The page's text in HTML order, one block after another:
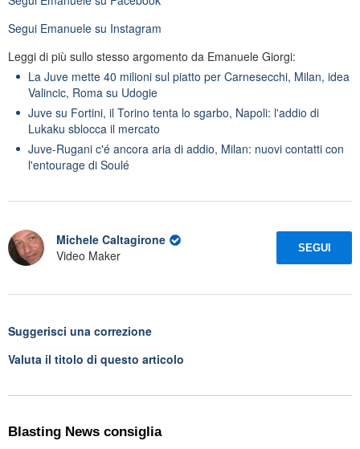
Segui Emanuele su Instagram
Leggi di più sullo stesso argomento da Emanuele Giorgi:
La Juve mette 40 milioni sul piatto per Carnesecchi, Milan, idea
Valincic, Roma su Udogie
Juve su Fortini, il Torino tenta lo sgarbo, Napoli: l'addio di
Lukaku sblocca il mercato
Juve-Rugani c'é ancora aria di addio, Milan: nuovi contatti con
l'entourage di Soulé
Michele Caltagirone
Video Maker
SEGUI
Suggerisci una correzione
Valuta il titolo di questo articolo
Blasting News consiglia